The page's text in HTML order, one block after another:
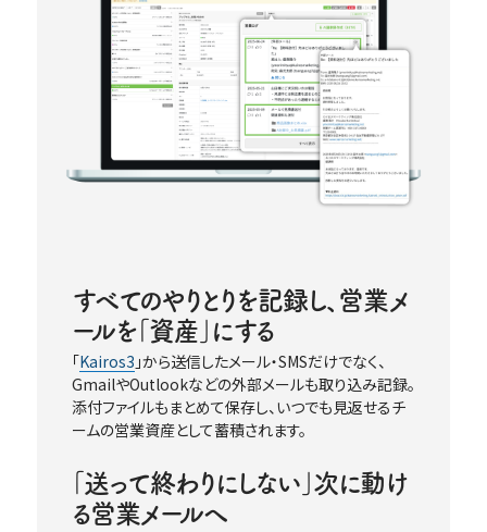
すべてのやりとりを記録し、営業メ
ールを｢資産｣にする
｢Kairos3 ｣から送信したメール・SMSだけでなく、
GmailやOutlookなどの外部メールも取り込み記録。
添付ファイルもまとめて保存し、いつでも見返せるチ
ームの営業資産として蓄積されます。
｢送って終わりにしない｣次に動け
る営業メールへ